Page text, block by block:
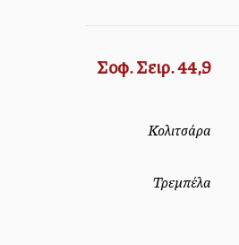
Σοφ. Σειρ. 44,9
Κολιτσάρα
Τρεμπέλα